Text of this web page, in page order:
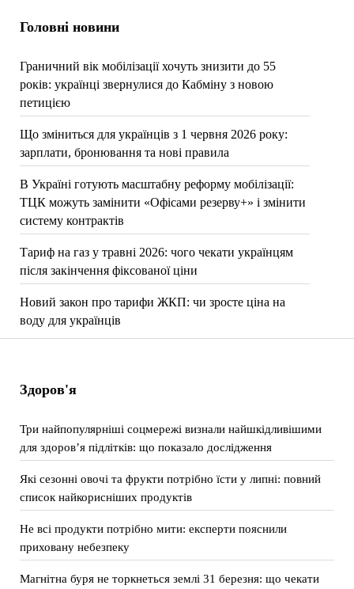
Головні новини
Граничний вік мобілізації хочуть знизити до 55
років: українці звернулися до Кабміну з новою
петицією
Що зміниться для українців з 1 червня 2026 року:
зарплати, бронювання та нові правила
В Україні готують масштабну реформу мобілізації:
ТЦК можуть замінити «Офісами резерву+» і змінити
систему контрактів
Тариф на газ у травні 2026: чого чекати українцям
після закінчення фіксованої ціни
Новий закон про тарифи ЖКП: чи зросте ціна на
воду для українців
Здоров'я
Три найпопулярніші соцмережі визнали найшкідливішими
для здоров’я підлітків: що показало дослідження
Які сезонні овочі та фрукти потрібно їсти у липні: повний
список найкорисніших продуктів
Не всі продукти потрібно мити: експерти пояснили
приховану небезпеку
Магнітна буря не торкнеться землі 31 березня: що чекати